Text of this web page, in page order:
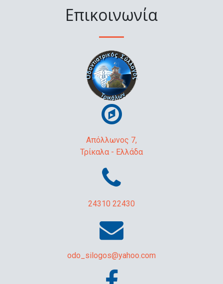
Επικοινωνία
Απόλλωνος 7,
Τρίκαλα - Ελλάδα
24310 22430
odo_silogos@yahoo.com